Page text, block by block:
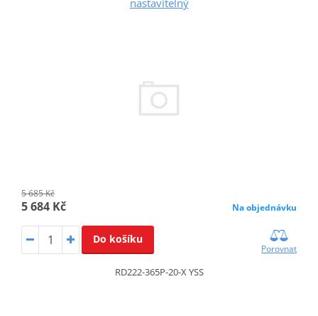
5 685 Kč
5 684 Kč Na objednávku
Do košíku
Porovnat
RD222-365P-20-X YSS